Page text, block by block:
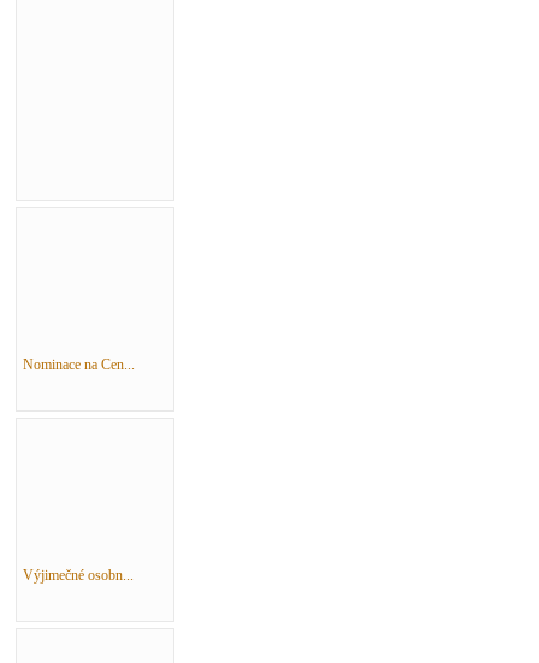
Nominace na Cen...
Výjimečné osobn...